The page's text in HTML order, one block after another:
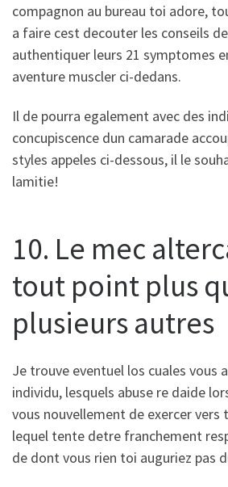
compagnon au bureau toi adore,
a faire cest decouter les conseils
authentiquer leurs 21 symptomes
aventure muscler ci-dedans.
Il de pourra egalement avec des
concupiscence dun camarade
styles appeles ci-dessous, il le
lamitie!
10. Le mec
tout point plus
plusieurs autres
Je trouve eventuel los cuales vous
individu, lesquels abuse re daide
vous nouvellement de exercer vers
lequel tente detre franchement
de dont vous rien toi auguriez pas